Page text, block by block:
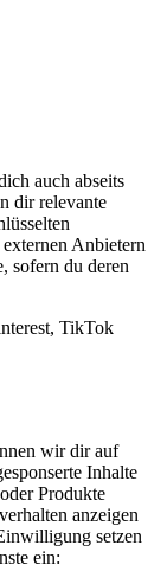
auch abseits
dir relevante
Anbietern
sofern du deren
TikTok
wir dir auf
Inhalte
Produkte
anzeigen
setzen
ein: